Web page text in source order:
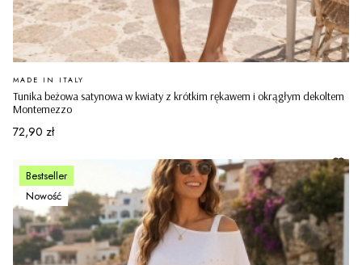
Tunika beżowa satynowa w kwiaty z krótkim rękawem i okrągłym dekoltem
Montemezzo
PRODUCENT
MADE IN ITALY
Cena
72,90 zł
Bestseller
Nowość